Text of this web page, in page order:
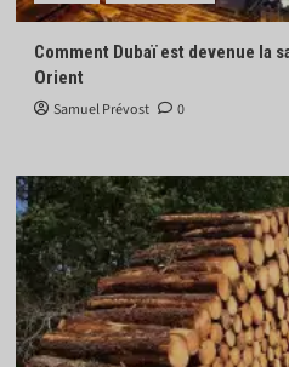
Comment Dubaï est devenue la
Orient
Samuel Prévost 0